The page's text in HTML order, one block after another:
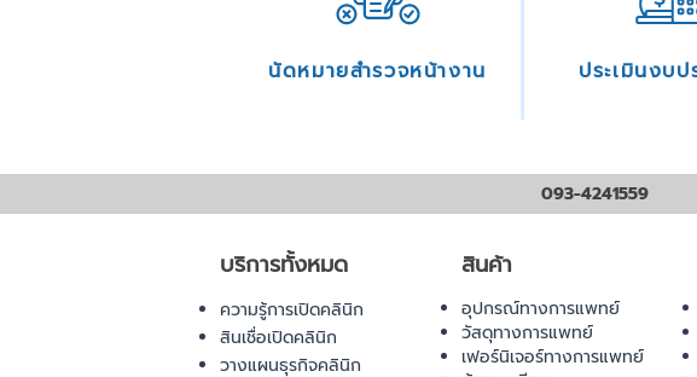
นัดหมายสำรวจหน้างาน ประเมินงบ
093-4241559
บริการทั้งหมด
ความรู้การเปิดคลินิก
สินเชื่อเปิดคลินิก
วางแผนธุรกิจคลินิก
สินค้า
อุปกรณ์ทางการแพทย์
วัสดุทางการแพทย์
เฟอร์นิเจอร์ทางการแพทย์